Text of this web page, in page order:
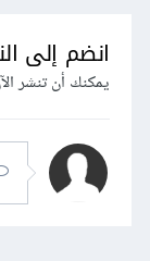
انضم إلى
يمكنك أن تنشر